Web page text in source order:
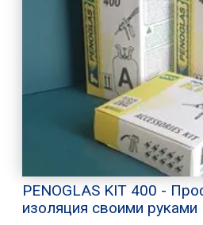
PENOGLAS KIT 400 -
изоляция своими руками